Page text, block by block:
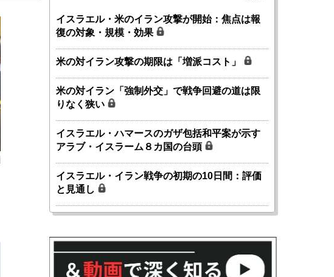
イスラエル・米のイラン攻撃が開始：焦点は報
復の対象・規模・効果
米の対イラン攻撃の期限は「増派コスト」
米の対イラン「強制外交」で戦争回避の道は限
りなく狭い
イスラエル・ハマースのガザ包括和平案が示す
アラブ・イスラーム８カ国の台頭
イスラエル・イラン戦争の初期の10日間：評価
と見通し